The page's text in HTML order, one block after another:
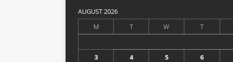
AUGUST 2026
M
T W T
3
4 5 6